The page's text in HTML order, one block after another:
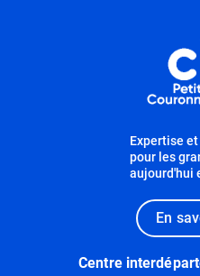
Expertise
pour les
aujourd'hui
En
Centre